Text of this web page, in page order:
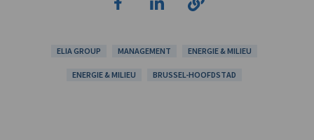
ELIA GROUP MANAGEMENT ENERGIE & MILIEU
ENERGIE & MILIEU BRUSSEL-HOOFDSTAD